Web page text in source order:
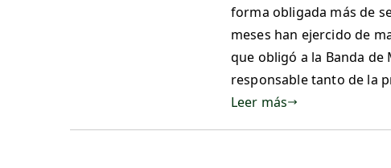
forma obligada más de
meses han ejercido de
que obligó a la Banda
responsable tanto de la
Leer más